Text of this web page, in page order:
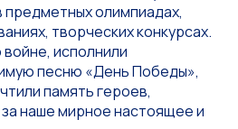
предметных олимпиадах,
творческих конкурсах.
исполнили
песню «День Победы»,
память героев,
наше мирное настоящее и